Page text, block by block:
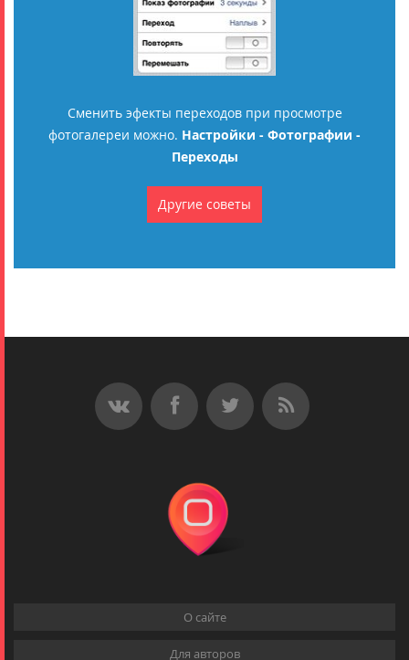
Сменить эфекты переходов при просмотре
фотогалереи можно. Настройки - Фотографии -
Переходы
Другие советы
О сайте
Для авторов